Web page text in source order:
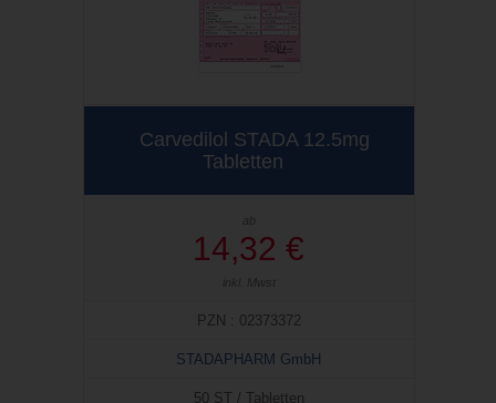
Carvedilol STADA 12.5mg
Tabletten
ab
14,32 €
inkl. Mwst
PZN : 02373372
STADAPHARM GmbH
50 ST / Tabletten